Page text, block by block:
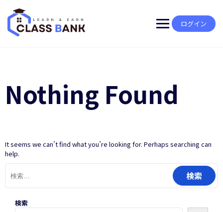
content
ログイン
Nothing Found
It seems we can’t find what you’re looking for. Perhaps searching can
help.
検
索:
検索